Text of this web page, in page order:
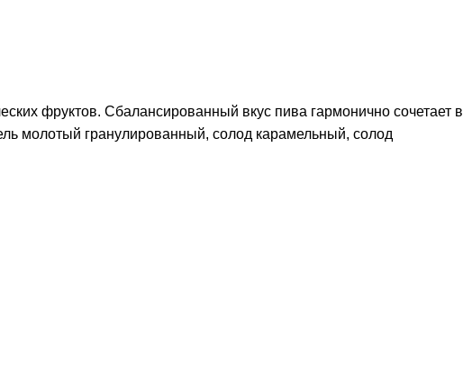
фруктов. Сбалансированный вкус пива гармонично сочетает в
молотый гранулированный, солод карамельный, солод